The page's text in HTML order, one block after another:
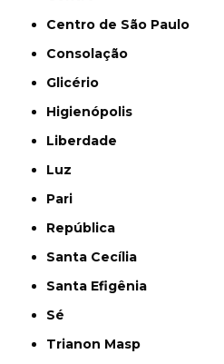
Centro de São Paulo
Consolação
Glicério
Higienópolis
Liberdade
Luz
Pari
República
Santa Cecília
Santa Efigênia
Sé
Trianon Masp